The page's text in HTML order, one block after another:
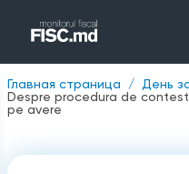
Главная страница День
Despre procedura de
pe avere